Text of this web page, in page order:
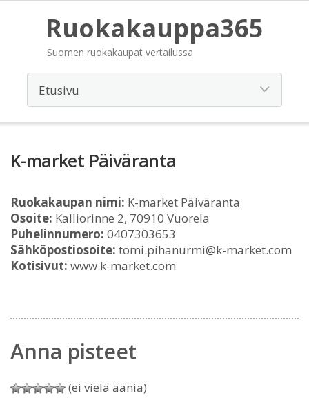
Ruokakauppa365
Suomen ruokakaupat vertailussa
K-market Päiväranta
Ruokakaupan nimi: K-market Päiväranta
Osoite: Kalliorinne 2, 70910 Vuorela
Puhelinnumero: 0407303653
Sähköpostiosoite: tomi.pihanurmi@k-market.com
Kotisivut: www.k-market.com
Anna pisteet
(ei vielä ääniä)